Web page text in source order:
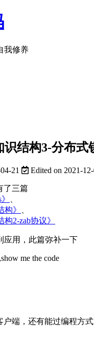
我修养
识结构3-分布式
21 Edited on 2021-
了三篇
构》
构2-zab协议》
应用，此篇弥补一下
me the code
户端，还有能过编程方式